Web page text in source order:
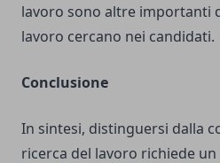
lavoro sono altre importanti
lavoro cercano nei candidati.
Conclusione
In sintesi, distinguersi dalla
ricerca del lavoro richiede